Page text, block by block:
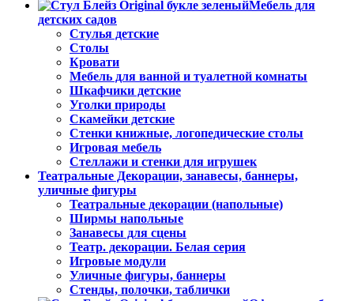
Мебель для
детских садов
Стулья детские
Столы
Кровати
Мебель для ванной и туалетной комнаты
Шкафчики детские
Уголки природы
Скамейки детские
Стенки книжные, логопедические столы
Игровая мебель
Стеллажи и стенки для игрушек
Театральные Декорации, занавесы, баннеры,
уличные фигуры
Театральные декорации (напольные)
Ширмы напольные
Занавесы для сцены
Театр. декорации. Белая серия
Игровые модули
Уличные фигуры, баннеры
Стенды, полочки, таблички